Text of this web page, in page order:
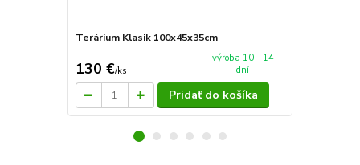
Terárium Klasik 100x45x35cm
130 €/ks
výroba 10 - 14
dní
Pridať do košíka